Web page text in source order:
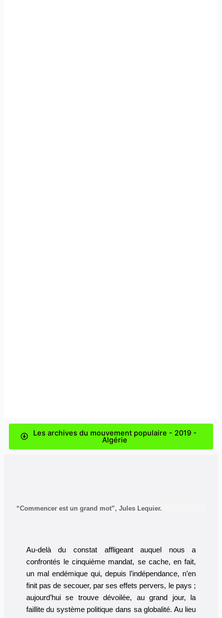
Les archives du mouvement populaire - 2019 -
Algérie
“Commencer est un grand mot”, Jules Lequier.
Au-delà du constat affligeant auquel nous a
confrontés le cinquième mandat, se cache, en fait,
un mal endémique qui, depuis l’indépendance, n’en
finit pas de secouer, par ses effets pervers, le pays ;
aujourd’hui se trouve dévoilée, au grand jour, la
faillite du système politique dans sa globalité. Au lieu